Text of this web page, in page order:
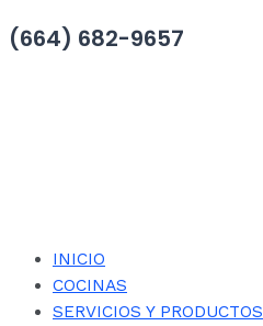
(664) 682-9657
INICIO
COCINAS
SERVICIOS Y PRODUCTOS